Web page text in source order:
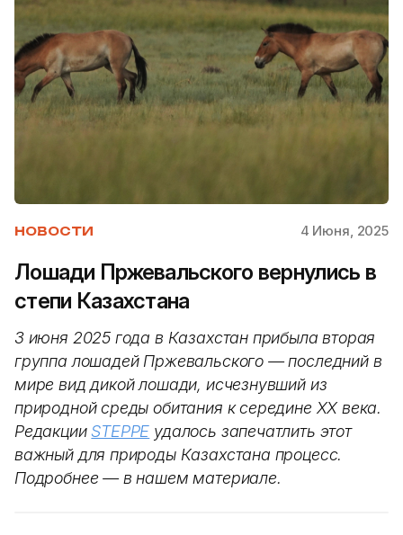
НОВОСТИ 4 Июня, 2025
Лошади Пржевальского вернулись в
степи Казахстана
3 июня 2025 года в Казахстан прибыла вторая
группа лошадей Пржевальского — последний в
мире вид дикой лошади, исчезнувший из
природной среды обитания к середине XX века.
Редакции STEPPE удалось запечатлить этот
важный для природы Казахстана процесс.
Подробнее — в нашем материале.